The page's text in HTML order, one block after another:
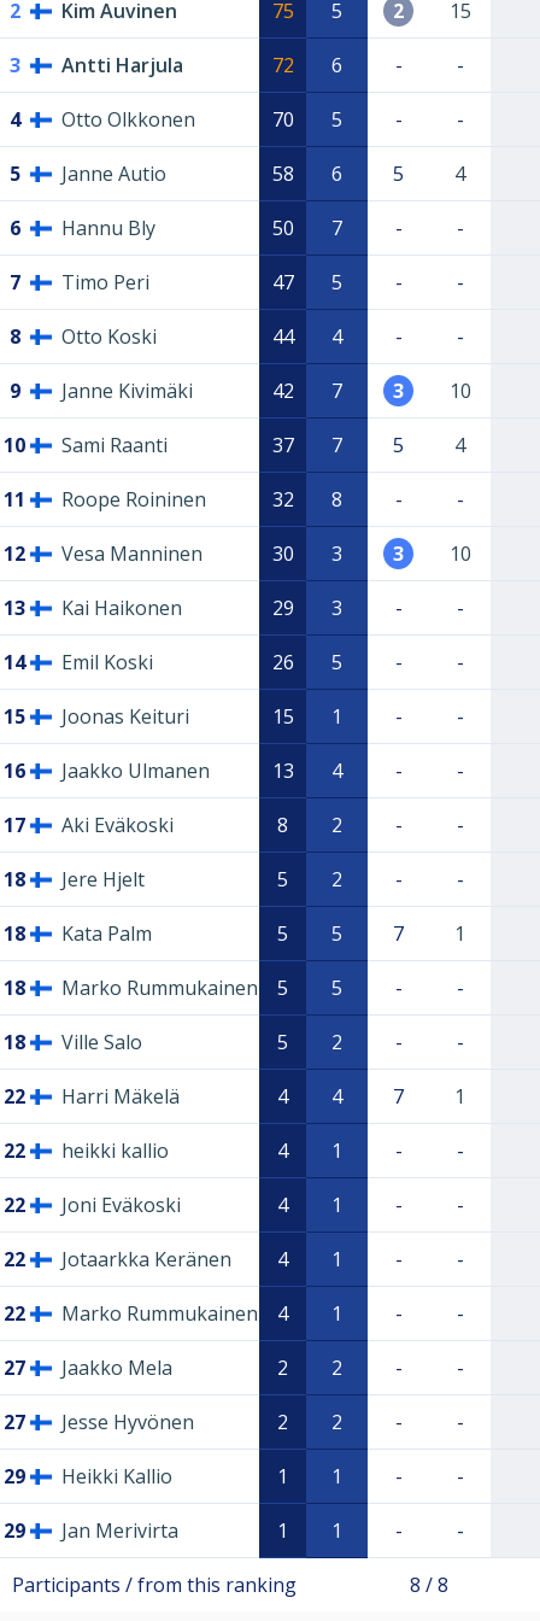
2 Kim Auvinen 75 5 2 15
3 Antti Harjula 72 6 - -
4 Otto Olkkonen 70 5 - -
5 Janne Autio 58 6 5 4
6 Hannu Bly 50 7 - -
7 Timo Peri 47 5 - -
8 Otto Koski 44 4 - -
9 Janne Kivimäki 42 7 3 10
10 Sami Raanti 37 7 5 4
11 Roope Roininen 32 8 - -
12 Vesa Manninen 30 3 3 10
13 Kai Haikonen 29 3 - -
14 Emil Koski 26 5 - -
15 Joonas Keituri 15 1 - -
16 Jaakko Ulmanen 13 4 - -
17 Aki Eväkoski 8 2 - -
18 Jere Hjelt 5 2 - -
18 Kata Palm 5 5 7 1
18 Marko Rummukainen 5 5 - -
18 Ville Salo 5 2 - -
22 Harri Mäkelä 4 4 7 1
22 heikki kallio 4 1 - -
22 Joni Eväkoski 4 1 - -
22 Jotaarkka Keränen 4 1 - -
22 Marko Rummukainen 4 1 - -
27 Jaakko Mela 2 2 - -
27 Jesse Hyvönen 2 2 - -
29 Heikki Kallio 1 1 - -
29 Jan Merivirta 1 1 - -
Participants / from this ranking 8 / 8